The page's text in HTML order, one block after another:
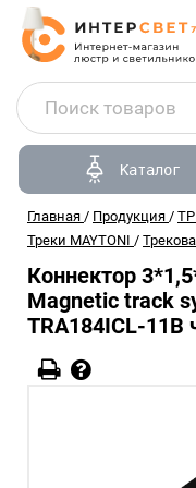
Каталог
Главная / Продукция /
Треки MAYTONI /
Коннектор
Magnetic track
TRA184ICL-11B